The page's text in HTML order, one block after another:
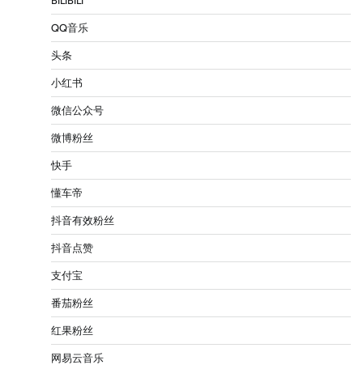
QQ音乐
头条
小红书
微信公众号
微博粉丝
快手
懂车帝
抖音有效粉丝
抖音点赞
支付宝
番茄粉丝
红果粉丝
网易云音乐